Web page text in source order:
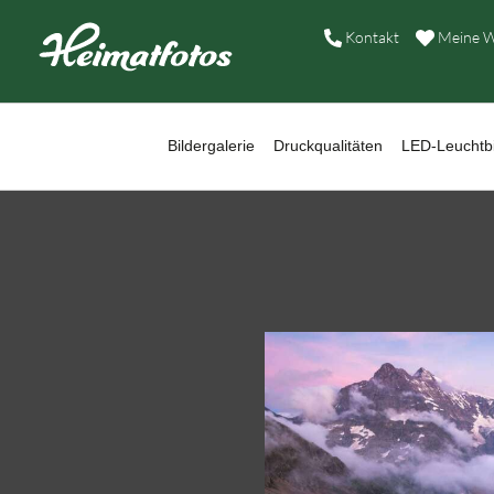
Kontakt Meine
Bildergalerie Druckqualitäten LED-